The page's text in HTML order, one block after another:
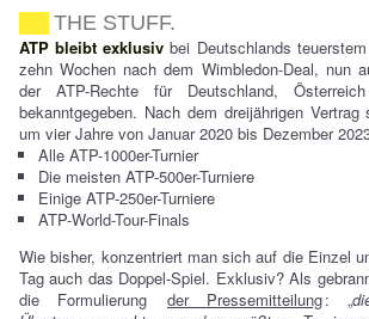
THE STUFF.
ATP bleibt exklusiv bei Deutschlands
zehn Wochen nach dem Wimbledon-Deal, nun
der ATP-Rechte für Deutschland,
bekanntgegeben. Nach dem dreijährigen
um vier Jahre von Januar 2020 bis Dezember
Alle ATP-1000er-Turnier
Die meisten ATP-500er-Turniere
Einige ATP-250er-Turniere
ATP-World-Tour-Finals
Wie bisher, konzentriert man sich auf die Einzel
Tag auch das Doppel-Spiel. Exklusiv? Als
die Formulierung
der Pressemitteilung: „